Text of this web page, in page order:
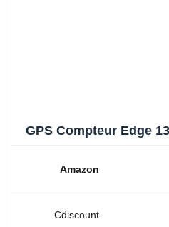
GPS Compteur Edge
Amazon
Cdiscount